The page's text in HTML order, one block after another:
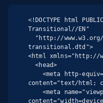
<!DOCTYPE html
Transitional//EN"
transitional.dtd">
<html xmlns="http://
  <head>
content="text/html;